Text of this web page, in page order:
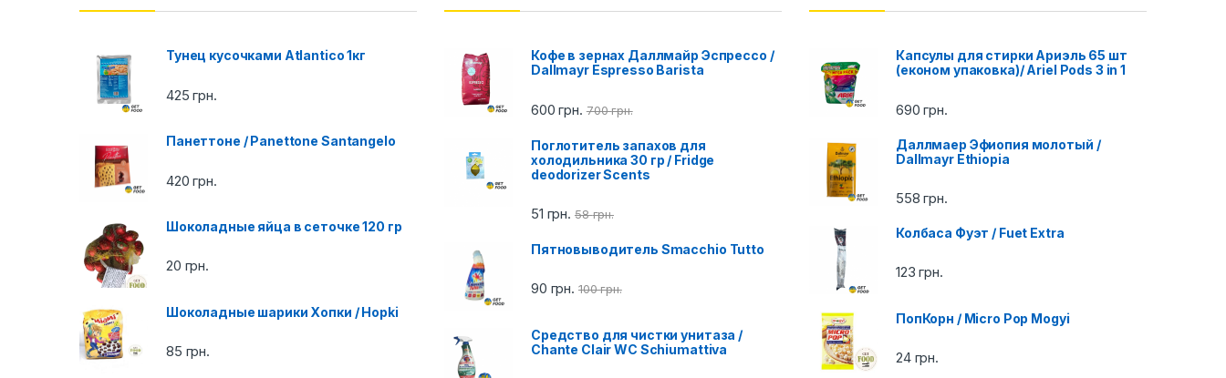
Тунец кусочками Atlantico 1кг
425грн.
Панеттоне / Panettone Santangelo
420грн.
Шоколадные яйца в сеточке 120 гр
20 грн.
Шоколадные шарики Хопки / Hopki
85 грн.
Кофе в зернах Даллмайр Эспрессо /
Dallmayr Espresso Barista
600грн. 700грн.
Поглотитель запахов для
холодильника 30 гр / Fridge
deodorizer Scents
51 грн. 58грн.
Пятновыводитель Smacchio Tutto
90 грн. 100грн.
Cредство для чистки унитаза /
Chante Clair WC Schiumattiva
Капсулы для стирки Ариэль 65 шт
(економ упаковка)/ Ariel Pods 3 in 1
690грн.
Даллмаер Эфиопия молотый /
Dallmayr Ethiopia
558грн.
Колбаса Фуэт / Fuet Extra
123грн.
ПопКорн / Micro Pop Mogyi
24 грн.